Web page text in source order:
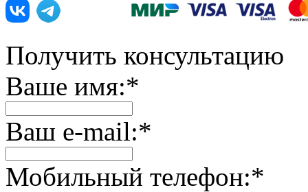
Получить консультацию
Ваше имя:*
Ваш e-mail:*
Мобильный телефон:*